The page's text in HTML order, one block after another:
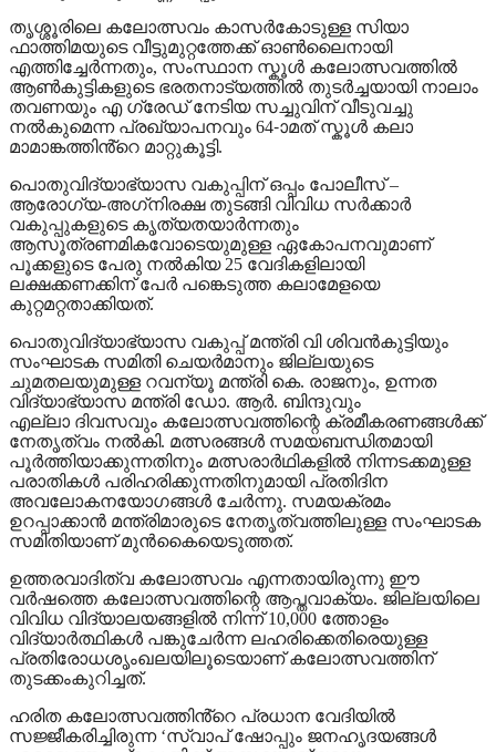
തൃശ്ശൂരിലെ കലോത്സവം കാസർകോടുള്ള സിയാ
ഫാത്തിമയുടെ വീട്ടുമുറ്റത്തേക്ക് ഓൺലൈനായി
എത്തിച്ചേർന്നതും, സംസ്ഥാന സ്കൂൾ കലോത്സവത്തിൽ
ആൺകുട്ടികളുടെ ഭരതനാട്യത്തിൽ തുടർച്ചയായി നാലാം
തവണയും എ ഗ്രേഡ് നേടിയ സച്ചുവിന് വീടുവച്ചു
നൽകുമെന്ന പ്രഖ്യാപനവും 64-ാമത് സ്കൂൾ കലാ
മാമാങ്കത്തിൻ്റെ മാറ്റുകൂട്ടി.
പൊതുവിദ്യാഭ്യാസ വകുപ്പിന് ഒപ്പം പോലീസ് –
ആരോഗ്യ-അഗ്‌നിരക്ഷ തുടങ്ങി വിവിധ സര്‍ക്കാര്‍
വകുപ്പുകളുടെ കൃത്യതയാര്‍ന്നതും
ആസൂത്രണമികവോടെയുമുള്ള ഏകോപനവുമാണ്
പൂക്കളുടെ പേരു നൽകിയ 25 വേദികളിലായി
ലക്ഷക്കണക്കിന് പേര്‍ പങ്കെടുത്ത കലാമേളയെ
കുറ്റമറ്റതാക്കിയത്.
പൊതുവിദ്യാഭ്യാസ വകുപ്പ് മന്ത്രി വി ശിവന്‍കുട്ടിയും
സംഘാടക സമിതി ചെയര്‍മാനും ജില്ലയുടെ
ചുമതലയുമുള്ള റവന്യൂ മന്ത്രി കെ. രാജനും, ഉന്നത
വിദ്യാഭ്യാസ മന്ത്രി ഡോ. ആർ. ബിന്ദുവും
എല്ലാ ദിവസവും കലോത്സവത്തിന്റെ ക്രമീകരണങ്ങള്‍ക്ക്
നേതൃത്വം നല്‍കി. മത്സരങ്ങള്‍ സമയബന്ധിതമായി
പൂര്‍ത്തിയാക്കുന്നതിനും മത്സരാര്‍ഥികളില്‍ നിന്നടക്കമുള്ള
പരാതികള്‍ പരിഹരിക്കുന്നതിനുമായി പ്രതിദിന
അവലോകനയോഗങ്ങള്‍ ചേര്‍ന്നു. സമയക്രമം
ഉറപ്പാക്കാന്‍ മന്ത്രിമാരുടെ നേതൃത്വത്തിലുള്ള സംഘാടക
സമിതിയാണ് മുന്‍കൈയെടുത്തത്.
ഉത്തരവാദിത്വ കലോത്സവം എന്നതായിരുന്നു ഈ
വർഷത്തെ കലോത്സവത്തിന്റെ ആപ്തവാക്യം. ജില്ലയിലെ
വിവിധ വിദ്യാലയങ്ങളിൽ നിന്ന് 10,000 ത്തോളം
വിദ്യാർത്ഥികൾ പങ്കുചേർന്ന ലഹരിക്കെതിരെയുള്ള
പ്രതിരോധശൃംഖലയിലൂടെയാണ് കലോത്സവത്തിന്
തുടക്കംകുറിച്ചത്.
ഹരിത കലോത്സവത്തിൻ്റെ പ്രധാന വേദിയിൽ
സജ്ജീകരിച്ചിരുന്ന ‘സ്വാപ് ഷോപ്പും ജനഹൃദയങ്ങൾ